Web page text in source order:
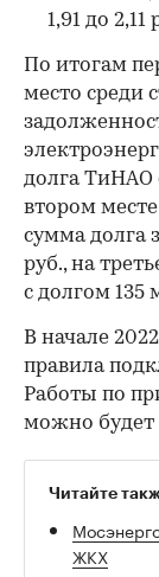
1,91 до 2,11
По итогам
место среди
долга ТиНАО
втором
сумма долга
руб., на
с долгом 135
В начале
правила
Работы по
можно будет
Читайте
ЖКХ